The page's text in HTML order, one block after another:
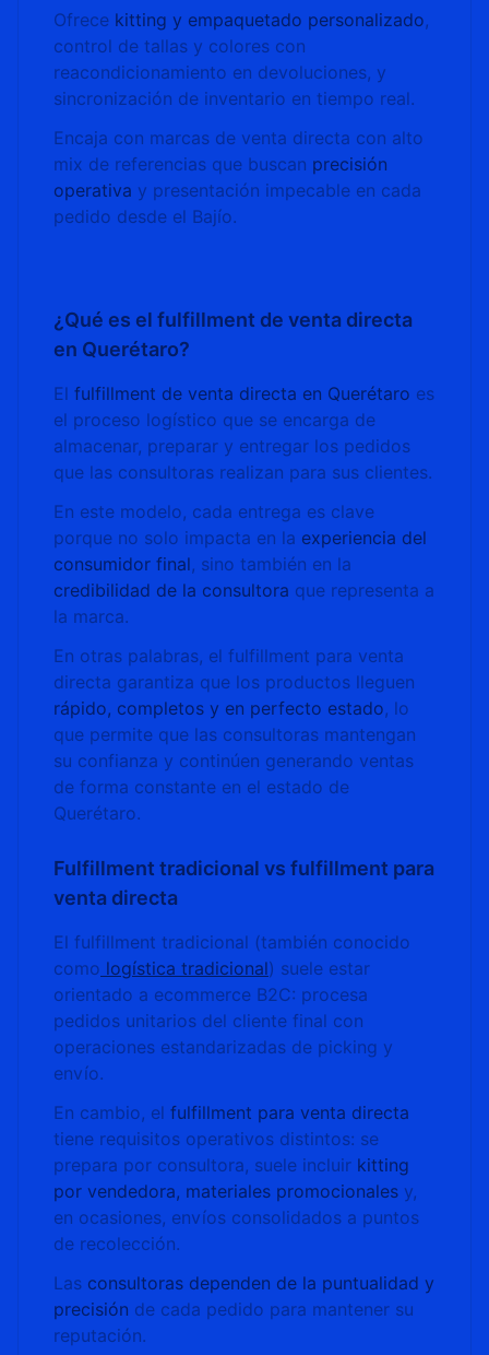
Ofrece kitting y empaquetado personalizado,
control de tallas y colores con
reacondicionamiento en devoluciones, y
sincronización de inventario en tiempo real.
Encaja con marcas de venta directa con alto
mix de referencias que buscan precisión
operativa y presentación impecable en cada
pedido desde el Bajío.
¿Qué es el fulfillment de venta directa
en Querétaro?
El fulfillment de venta directa en Querétaro es
el proceso logístico que se encarga de
almacenar, preparar y entregar los pedidos
que las consultoras realizan para sus clientes.
En este modelo, cada entrega es clave
porque no solo impacta en la experiencia del
consumidor final, sino también en la
credibilidad de la consultora que representa a
la marca.
En otras palabras, el fulfillment para venta
directa garantiza que los productos lleguen
rápido, completos y en perfecto estado, lo
que permite que las consultoras mantengan
su confianza y continúen generando ventas
de forma constante en el estado de
Querétaro.
Fulfillment tradicional vs fulfillment para
venta directa
El fulfillment tradicional (también conocido
como logística tradicional) suele estar
orientado a ecommerce B2C: procesa
pedidos unitarios del cliente final con
operaciones estandarizadas de picking y
envío.
En cambio, el fulfillment para venta directa
tiene requisitos operativos distintos: se
prepara por consultora, suele incluir kitting
por vendedora, materiales promocionales y,
en ocasiones, envíos consolidados a puntos
de recolección.
Las consultoras dependen de la puntualidad y
precisión de cada pedido para mantener su
reputación.